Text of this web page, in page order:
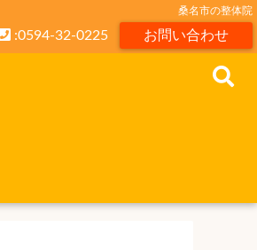
桑名市の整体院
お問い合わせ
:0594-32-0225